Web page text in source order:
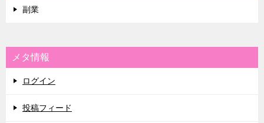
副業
メタ情報
ログイン
投稿フィード